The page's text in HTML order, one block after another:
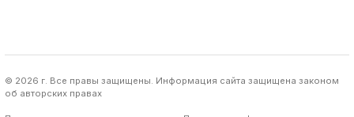
© 2026 г. Все правы защищены. Информация сайта защищена законом
об авторских правах